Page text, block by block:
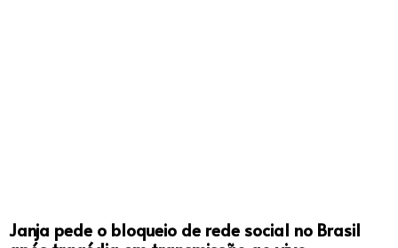
Janja pede o bloqueio de rede social no Brasil